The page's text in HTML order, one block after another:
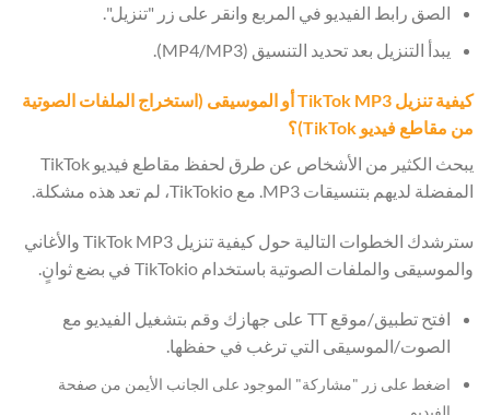
الصق رابط الفيديو في المربع وانقر على زر "تنزيل".
يبدأ التنزيل بعد تحديد التنسيق (MP4/MP3).
كيفية تنزيل TikTok MP3 أو الموسيقى (استخراج الملفات الصوتية
من مقاطع فيديو TikTok)؟
يبحث الكثير من الأشخاص عن طرق لحفظ مقاطع فيديو TikTok
المفضلة لديهم بتنسيقات MP3. مع TikTokio، لم تعد هذه مشكلة.
سترشدك الخطوات التالية حول كيفية تنزيل TikTok MP3 والأغاني
والموسيقى والملفات الصوتية باستخدام TikTokio في بضع ثوانٍ.
افتح تطبيق/موقع TT على جهازك وقم بتشغيل الفيديو مع
الصوت/الموسيقى التي ترغب في حفظها.
اضغط على زر "مشاركة" الموجود على الجانب الأيمن من صفحة